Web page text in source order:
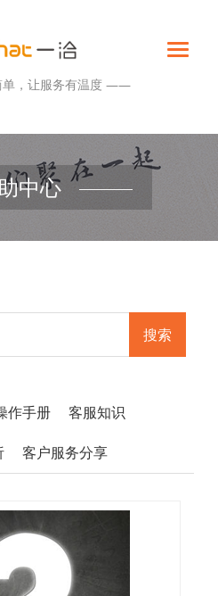
，让服务有温度 ——
中心
搜索
作手册 客服知识
客户服务分享